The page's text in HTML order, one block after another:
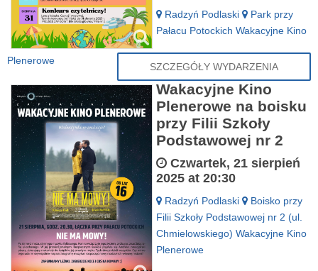
SZCZEGÓŁY WYDARZENIA
Radzyń Podlaski
Park przy
Pałacu Potockich Wakacyjne Kino
Plenerowe
Wakacyjne Kino
Plenerowe na boisku
przy Filii Szkoły
Podstawowej nr 2
Czwartek, 21 sierpień
2025 at 20:30
Radzyń Podlaski
Boisko przy
Filii Szkoły Podstawowej nr 2 (ul.
Chmielowskiego) Wakacyjne Kino
Plenerowe